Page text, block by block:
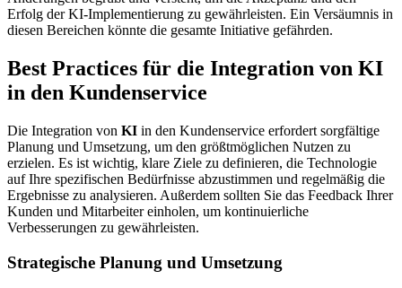
Erfolg der KI-Implementierung zu gewährleisten. Ein Versäumnis in
diesen Bereichen könnte die gesamte Initiative gefährden.
Best Practices für die Integration von KI
in den Kundenservice
Die Integration von KI in den Kundenservice erfordert sorgfältige
Planung und Umsetzung, um den größtmöglichen Nutzen zu
erzielen. Es ist wichtig, klare Ziele zu definieren, die Technologie
auf Ihre spezifischen Bedürfnisse abzustimmen und regelmäßig die
Ergebnisse zu analysieren. Außerdem sollten Sie das Feedback Ihrer
Kunden und Mitarbeiter einholen, um kontinuierliche
Verbesserungen zu gewährleisten.
Strategische Planung und Umsetzung